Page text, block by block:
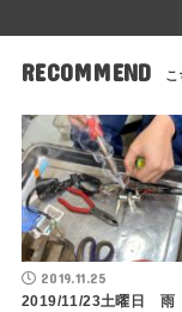
RECOMMEND
2019.11.25
2019/11/23土曜日 雨